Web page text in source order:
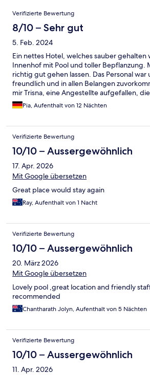
Bewertungen
Verifizierte Bewertung
8/10 – Sehr gut
5. Feb. 2024
Ein nettes Hotel, welches sauber gehalten
Innenhof mit Pool und toller Bepflanzung.
richtig gut gehen lassen. Das Personal war
freundlich und in allen Belangen
mir Trisna, eine Angestellte aufgefallen,
unserem Befinden informiert hat. Einfach
schön war, war die direkte Umgebung des
keine Probleme mit getieren. Alles wurde
gehalten. Und wenn etwas zu beanstanden
sofort jemand drum gekümmert. Beim
kaum „Westeuropäisches“ aber wir haben
leckeres zu essen gefunden, bei der
Pia, Aufenthalt von 12 Nächten
Verifizierte Bewertung
10/10 – Aussergewöhnlich
17. Apr. 2026
Mit Google übersetzen
Great place would stay again
Ray, Aufenthalt von 1 Nacht
Verifizierte Bewertung
10/10 – Aussergewöhnlich
20. März 2026
Mit Google übersetzen
Lovely pool ,great location and friendly
recommended
Chantharath Jolyn, Aufenthalt von 5 Nächten
Verifizierte Bewertung
10/10 – Aussergewöhnlich
11. Apr. 2026